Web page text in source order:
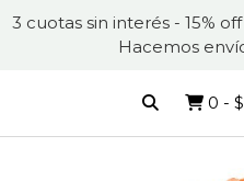
3 cuotas sin interés - 15%
Hacemos
0 -